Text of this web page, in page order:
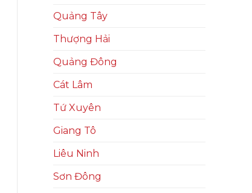
Quảng Tây
Thượng Hải
Quảng Đông
Cát Lâm
Tứ Xuyên
Giang Tô
Liêu Ninh
Sơn Đông